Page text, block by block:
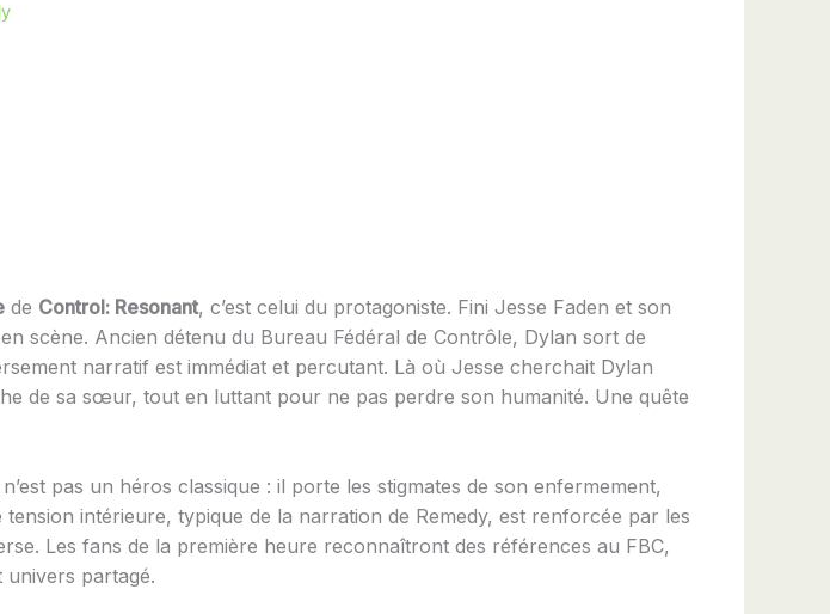
de Control: Resonant, c’est celui du protagoniste. Fini Jesse Faden et son
scène. Ancien détenu du Bureau Fédéral de Contrôle, Dylan sort de
narratif est immédiat et percutant. Là où Jesse cherchait Dylan
de sa sœur, tout en luttant pour ne pas perdre son humanité. Une quête
pas un héros classique : il porte les stigmates de son enfermement,
intérieure, typique de la narration de Remedy, est renforcée par les
Les fans de la première heure reconnaîtront des références au FBC,
partagé.